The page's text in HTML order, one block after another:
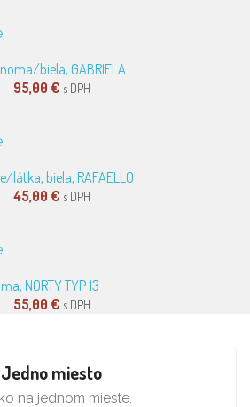
biela, GABRIELA
95,00 € s DPH
biela, RAFAELLO
45,00 € s DPH
NORTY TYP 13
55,00 € s DPH
Jedno miesto
na jednom mieste.